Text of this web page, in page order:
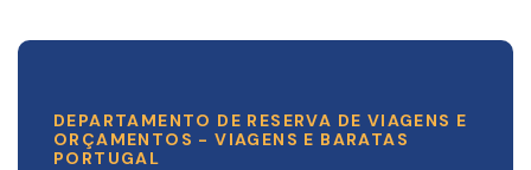
DEPARTAMENTO DE RESERVA DE VIAGENS E
ORÇAMENTOS - VIAGENS E BARATAS
PORTUGAL